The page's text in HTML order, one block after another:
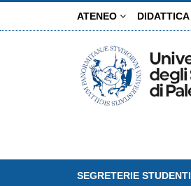
ATENEO DIDATTICA
SEGRETERIE STUDENTI